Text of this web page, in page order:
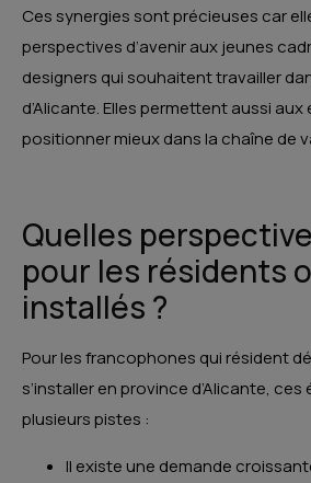
Ces synergies sont précieuses car
perspectives d’avenir aux jeunes
designers qui souhaitent travailler
d’Alicante. Elles permettent aussi
positionner mieux dans la chaîne de
Quelles
pour les résidents
installés ?
Pour les francophones qui résident
s’installer en province d’Alicante,
plusieurs pistes :
Il existe une demande